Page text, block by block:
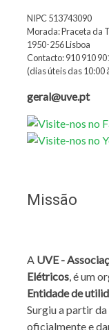
NIPC 513743090
Morada: Praceta da
1950-256 Lisboa
Contacto: 910 910
(dias úteis das 10:00
geral@uve.pt
Missão
A UVE -
Elétricos, é um
Entidade de
Surgiu a partir
oficialmente e